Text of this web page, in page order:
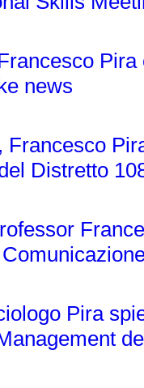
news
Francesco
Distretto
Pira